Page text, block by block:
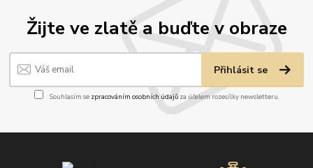
Žijte ve zlatě a buďte v obraze
Přihlásit se
Souhlasím se zpracováním osobních údajůza účelem rozesílky newsletteru.